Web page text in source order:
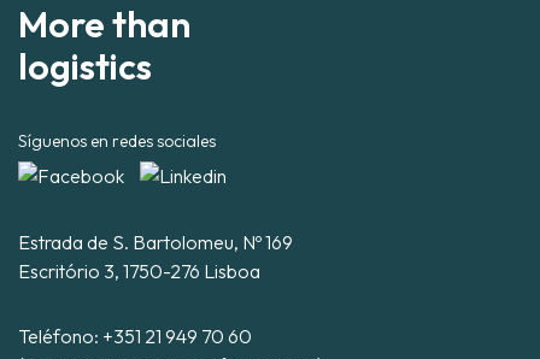
More than
logistics
Síguenos en redes sociales
Estrada de S. Bartolomeu, Nº 169
Escritório 3, 1750-276 Lisboa
Teléfono: +351 21 949 70 60